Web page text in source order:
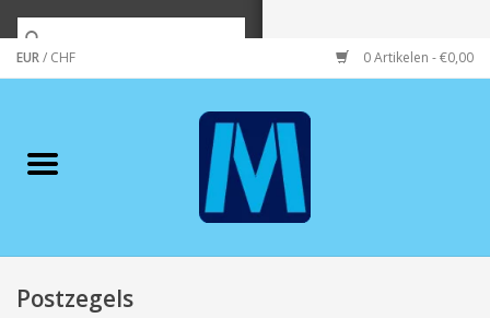
EUR/ CHF 0 Artikelen - €0,00
Merken
Wonen/koken/huishouden
Postzegels